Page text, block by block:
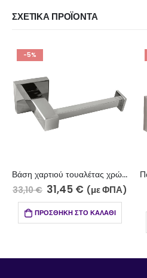
ΣΧΕΤΙΚΆ ΠΡΟΪΌΝΤΑ
-5%
Βάση χαρτιού τουαλέτας χρώμιο 1200-5/2
33,10€ 31,45 € (με ΦΠΑ)
ΠΡΟΣΘΉΚΗ ΣΤΟ ΚΑΛΆΘΙ